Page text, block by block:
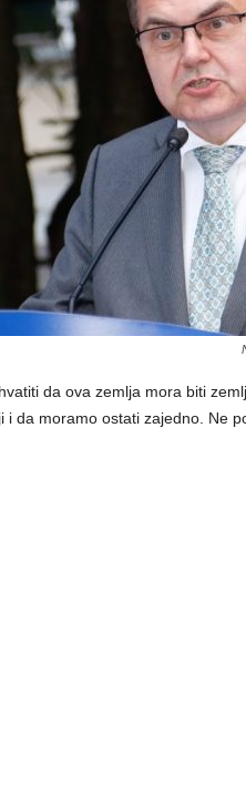
da ova zemlja mora biti
i da moramo ostati zajedno. Ne